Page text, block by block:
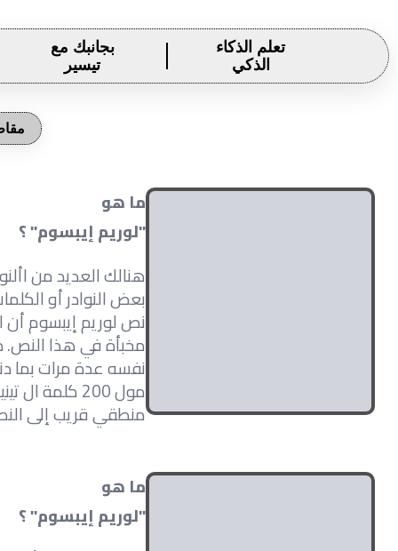
تعلم الذكاء
الذكي
بجانبك مع
تيسير
ما هو
"لوريم إيبسوم" ؟
هنالك العديد من
بعض النوادر أو
نص لوريم إيبسوم
مخبأة في هذا النص.
نفسه عدة مرات بما
مول 200
منطقي قريب إلى
ما هو
"لوريم إيبسوم" ؟